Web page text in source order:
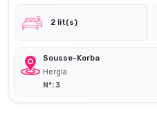
2 lit(s)
Sousse-Korba
Hergla
N°: 3